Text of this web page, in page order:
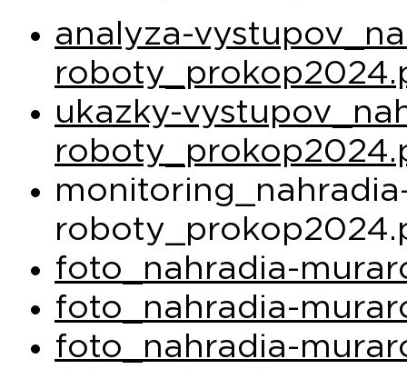
analyza-
ukazky-
foto_nahradia-
foto_nahradia-
foto_nahradia-